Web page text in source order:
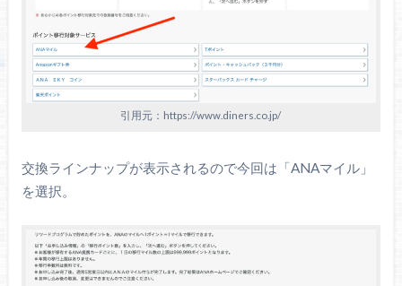
引用元：https://www.diners.co.jp/
交換ラインナップが表示されるので今回は「ANAマイル」
を選択。